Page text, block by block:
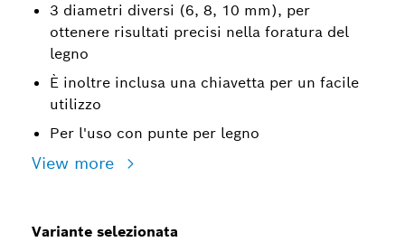
3 diametri diversi (6, 8, 10 mm), per
ottenere risultati precisi nella foratura del
legno
È inoltre inclusa una chiavetta per un facile
utilizzo
Per l'uso con punte per legno
View more
Variante selezionata